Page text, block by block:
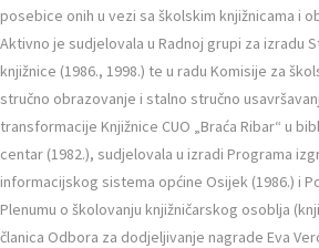
posebice onih u vezi sa školskim knjižnicama i
Aktivno je sudjelovala u Radnoj grupi za izradu
knjižnice (1986., 1998.) te u radu Komisije za
stručno obrazovanje i stalno stručno
transformacije Knjižnice CUO „Braća Ribar“ u
centar (1982.), sudjelovala u izradi Programa
informacijskog sistema općine Osijek (1986.) i
Plenumu o školovanju knjižničarskog osoblja
članica Odbora za dodjeljivanje nagrade Eva